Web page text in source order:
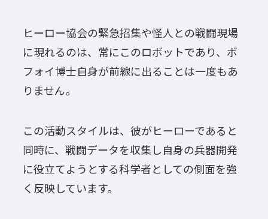
ヒーロー協会の緊急招集や怪人との戦闘現場
に現れるのは、常にこのロボットであり、ボ
フォイ博士自身が前線に出ることは一度もあ
りません。
この活動スタイルは、彼がヒーローであると
同時に、戦闘データを収集し自身の兵器開発
に役立てようとする科学者としての側面を強
く反映しています。